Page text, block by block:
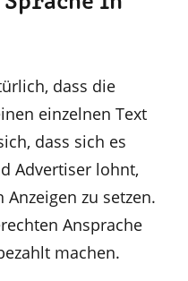
dass die
einzelnen Text
dass sich es
Advertiser lohnt,
zu setzen.
Ansprache
machen.